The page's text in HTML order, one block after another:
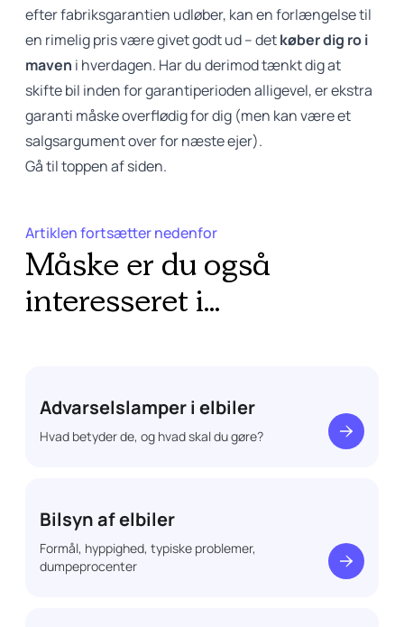
efter fabriksgarantien udløber, kan en forlængelse til
en rimelig pris være givet godt ud – detkøber dig ro i
maven i hverdagen. Har du derimod tænkt dig at
skifte bil inden for garantiperioden alligevel, er ekstra
garanti måske overflødig for dig (men kan være et
salgsargument over for næste ejer).
Gå til toppen af siden.
Artiklen fortsætter nedenfor
Måske er du også
interesseret i...
Advarselslamper i elbiler
Hvad betyder de, og hvad skal du gøre?
Bilsyn af elbiler
Formål, hyppighed, typiske problemer,
dumpeprocenter